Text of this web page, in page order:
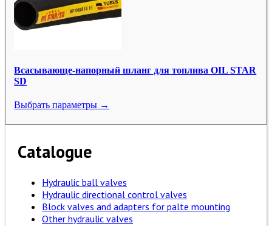
Всасывающе-напорный шланг для топлива OIL STAR
SD
Выбрать параметры →
Catalogue
Hydraulic ball valves
Hydraulic directional control valves
Block valves and adapters for palte mounting
Other hydraulic valves